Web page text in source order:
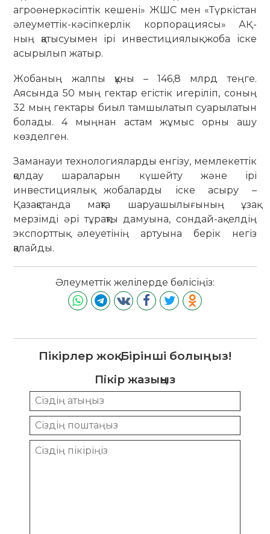
агроөнеркәсіптік кешені» ЖШС мен «Түркістан
әлеуметтік-кәсіпкерлік корпорациясы» АҚ-
ның қатысуымен ірі инвестициялық жоба іске
асырылып жатыр.
Жобаның жалпы құны – 146,8 млрд теңге.
Аясында 50 мың гектар егістік игеріліп, соның
32 мың гектары биыл тамшылатып суарылатын
болады. 4 мыңнан астам жұмыс орны ашу
көзделген.
Заманауи технологияларды енгізу, мемлекеттік
қолдау шараларын күшейту және ірі
инвестициялық жобаларды іске асыру –
Қазақстанда мақта шаруашылығының ұзақ
мерзімді әрі тұрақты дамуына, сондай-ақ елдің
экспорттық әлеуетінің артуына берік негіз
қалайды.
Әлеуметтік желілерде бөлісіңіз:
Пікірлер жоқ. Бірінші болыңыз!
Пікір жазыңыз